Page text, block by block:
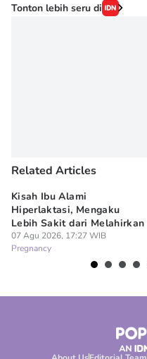
Tonton lebih seru di
Related Articles
Kisah Ibu Alami
Hiperlaktasi, Mengaku
Lebih Sakit dari Melahirkan
07 Agu 2026, 17:27 WIB
Pregnancy